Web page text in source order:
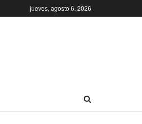
jueves, agosto 6, 2026